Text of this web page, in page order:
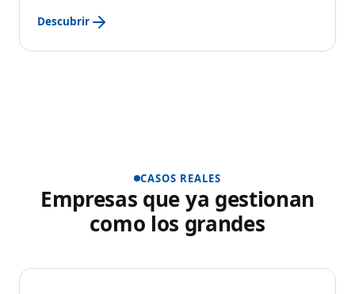
Descubrir
CASOS REALES
Empresas que ya gestionan
como los grandes